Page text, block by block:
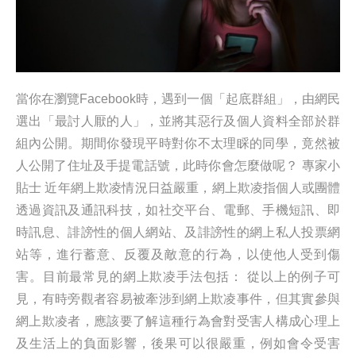
當你在瀏覽Facebook時，遇到一個「起底群組」，由網民
選出「最討人厭的人」，並將其惡行及個人資料全部於群
組內公開。期間你發現平時對你不太理睬的同學，竟然被
人公開了住址及手提電話號，此時你會怎麼做呢？ 專家小
貼士 近年網上欺凌情況日益嚴重，網上欺凌指個人或團體
透過資訊及通訊科技，如社交平台、電郵、手機短訊、即
時訊息、誹謗性的個人網站、及誹謗性的網上私人投票網
站等，進行蓄意、反覆及敵意的行為，以使他人受到傷
害。目前最常見的網上欺凌手法包括： 從以上的例子可
見，有時旁觀者容易被牽涉到網上欺凌事件，但其實參與
網上欺凌者，應該要了解這種行為會對受害人構成心理上
及生活上的負面影響，後果可以很嚴重，例如會令受害